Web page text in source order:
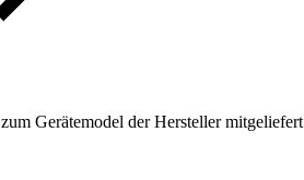
Gerätemodel der Hersteller mitgeliefert